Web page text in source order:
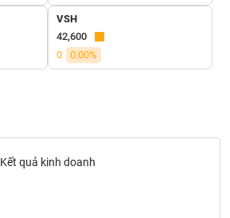
VSH
42,600
0
0.00%
Kết quả kinh doanh